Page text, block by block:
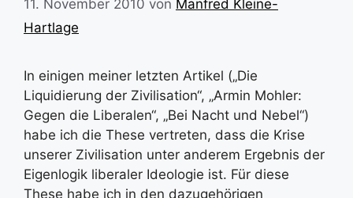
11. November 2010 von Manfred Kleine-
Hartlage
In einigen meiner letzten Artikel („Die
Liquidierung der Zivilisation“, „Armin Mohler:
Gegen die Liberalen“, „Bei Nacht und Nebel“)
habe ich die These vertreten, dass die Krise
unserer Zivilisation unter anderem Ergebnis der
Eigenlogik liberaler Ideologie ist. Für diese
These habe ich in den dazugehörigen